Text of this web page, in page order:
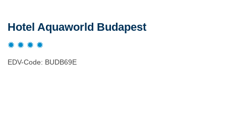
Hotel Aquaworld Budapest
EDV-Code: BUDB69E